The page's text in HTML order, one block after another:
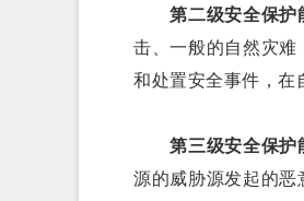
第二级安全保护
击、一般的自然灾难
和处置安全事件，在
第三级安全保护
源的威胁源发起的恶